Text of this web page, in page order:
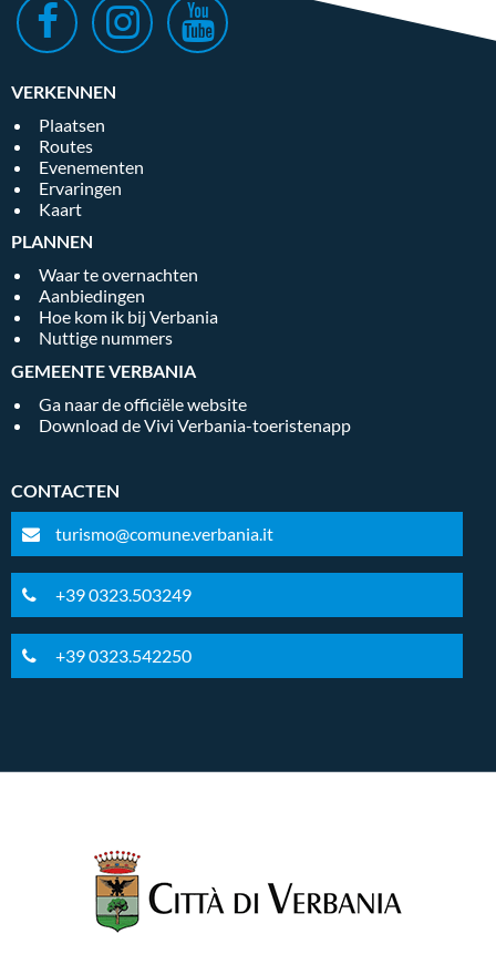
VERKENNEN
Plaatsen
Routes
Evenementen
Ervaringen
Kaart
PLANNEN
Waar te overnachten
Aanbiedingen
Hoe kom ik bij Verbania
Nuttige nummers
GEMEENTE VERBANIA
Ga naar de officiële website
Download de Vivi Verbania-toeristenapp
CONTACTEN
turismo@comune.verbania.it
+39 0323.503249
+39 0323.542250